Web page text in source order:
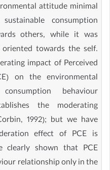
attitude minimal
consumption
others, while it was
towards the self.
impact of Perceived
on the environmental
behaviour
the moderating
1992); but we have
effect of PCE is
clearly shown that PCE
relationship only in the